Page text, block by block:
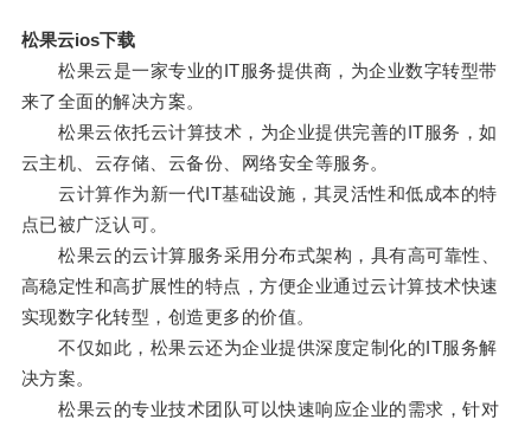
松果云ios下载
松果云是一家专业的IT服务提供商，为企业数字转型带
来了全面的解决方案。
松果云依托云计算技术，为企业提供完善的IT服务，如
云主机、云存储、云备份、网络安全等服务。
云计算作为新一代IT基础设施，其灵活性和低成本的特
点已被广泛认可。
松果云的云计算服务采用分布式架构，具有高可靠性、
高稳定性和高扩展性的特点，方便企业通过云计算技术快速
实现数字化转型，创造更多的价值。
不仅如此，松果云还为企业提供深度定制化的IT服务解
决方案。
松果云的专业技术团队可以快速响应企业的需求，针对